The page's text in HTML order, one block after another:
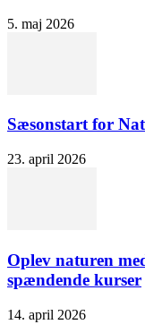
5. maj 2026
Sæsonstart for
23. april 2026
Oplev naturen
spændende kurser
14. april 2026